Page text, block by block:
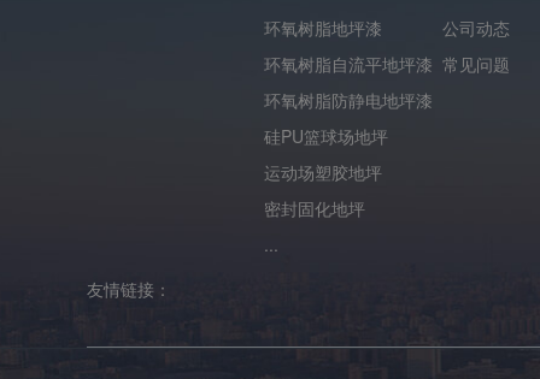
环氧树脂地坪漆
环氧树脂自流平地坪漆
环氧树脂防静电地坪漆
硅PU篮球场地坪
运动场塑胶地坪
密封固化地坪
...
公司动态
常见问题
友情链接：